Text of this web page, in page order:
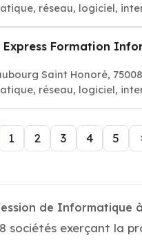
réseau, logiciel,
Express Formation
Saint Honoré,
réseau, logiciel,
1 2 3 4 5
de Informatique
sociétés exerçant la